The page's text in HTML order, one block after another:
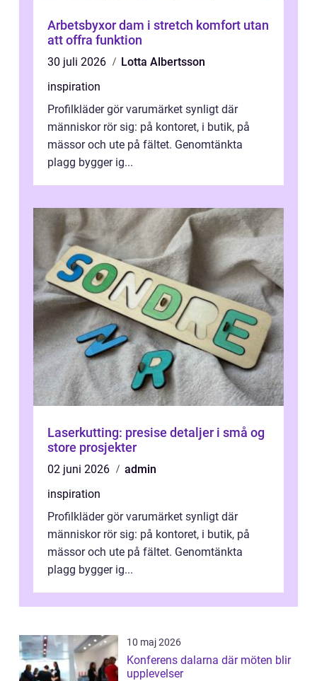
Arbetsbyxor dam i stretch komfort utan
att offra funktion
30 juli 2026
Lotta Albertsson
inspiration
Profilkläder gör varumärket synligt där
människor rör sig: på kontoret, i butik, på
mässor och ute på fältet. Genomtänkta
plagg bygger ig...
Laserkutting: presise detaljer i små og
store prosjekter
02 juni 2026
admin
inspiration
Profilkläder gör varumärket synligt där
människor rör sig: på kontoret, i butik, på
mässor och ute på fältet. Genomtänkta
plagg bygger ig...
10 maj 2026
Konferens dalarna där möten blir
upplevelser